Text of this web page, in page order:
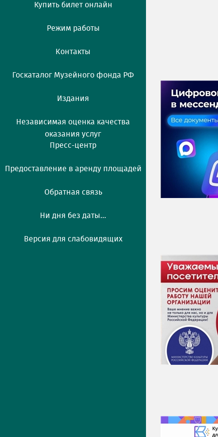
Купить билет онлайн
Режим работы
Контакты
Госкаталог Музейного фонда РФ
Издания
Независимая оценка качества
оказания услуг
Пресс-центр
Предоставление в аренду площадей
Обратная связь
Ни дня без даты...
Версия для слабовидящих